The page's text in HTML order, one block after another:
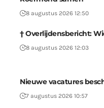
8 augustus 2026 12:50
† Overlijdensbericht:
8 augustus 2026 12:03
Nieuwe vacatures
7 augustus 2026 10:57